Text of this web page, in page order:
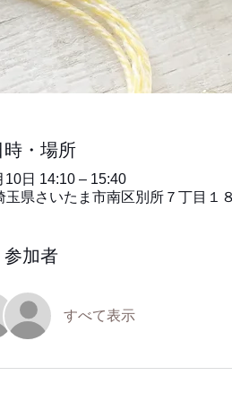
時・場所
10日 14:10 – 15:40
県さいたま市南区別所７丁目１
参加者
すべて表示